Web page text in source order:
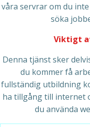
våra servrar om du
söka
Viktigt
Denna tjänst sker
du kommer få
fullständig utbildning
ha tillgång till internet
du använda